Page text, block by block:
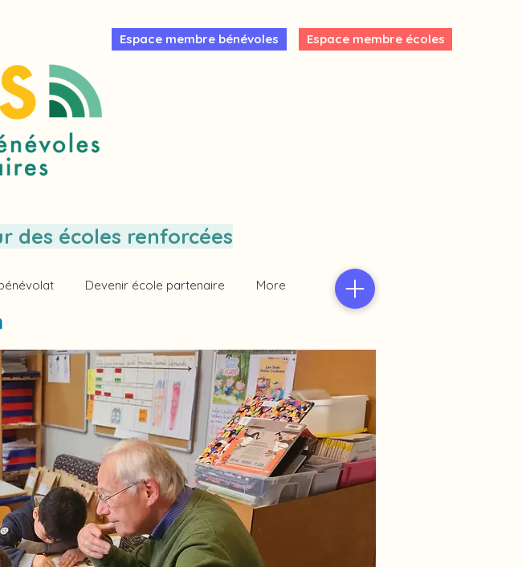
Espace membre bénévoles Espace membre écoles
des écoles renforcées
Devenir école partenaire More